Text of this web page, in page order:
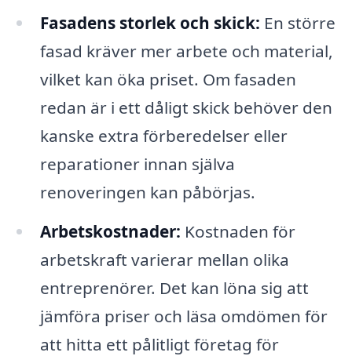
Fasadens storlek och skick: En större
fasad kräver mer arbete och material,
vilket kan öka priset. Om fasaden
redan är i ett dåligt skick behöver den
kanske extra förberedelser eller
reparationer innan själva
renoveringen kan påbörjas.
Arbetskostnader: Kostnaden för
arbetskraft varierar mellan olika
entreprenörer. Det kan löna sig att
jämföra priser och läsa omdömen för
att hitta ett pålitligt företag för